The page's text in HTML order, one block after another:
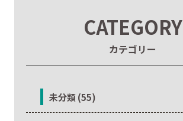
CATEGORY
カテゴリー
未分類 (55)